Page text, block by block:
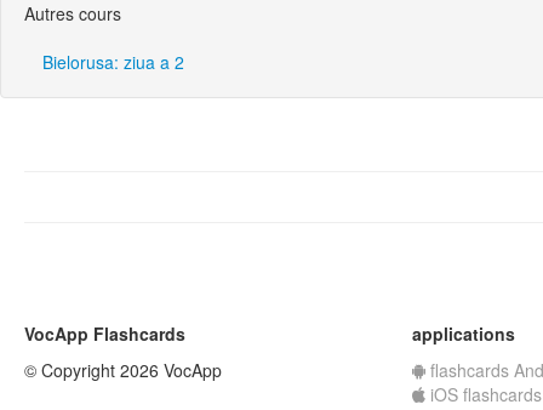
Autres cours
Bielorusa: ziua a 2
VocApp Flashcards
© Copyright 2026 VocApp
applications
flashcards
iOS flashcards